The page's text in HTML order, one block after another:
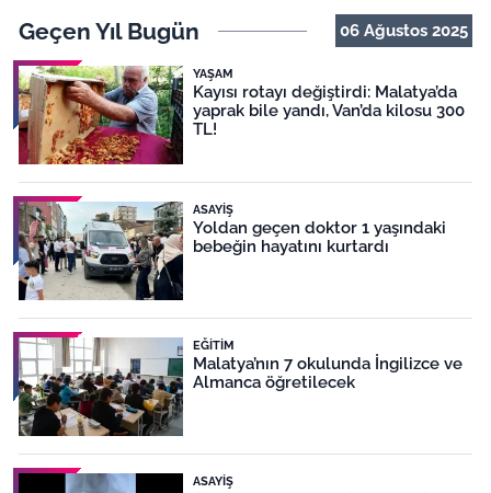
Geçen Yıl Bugün 06 Ağustos 2025
YAŞAM
Kayısı rotayı değiştirdi: Malatya’da
yaprak bile yandı, Van’da kilosu 300
TL!
ASAYIŞ
Yoldan geçen doktor 1 yaşındaki
bebeğin hayatını kurtardı
EĞITIM
Malatya’nın 7 okulunda İngilizce ve
Almanca öğretilecek
ASAYIŞ